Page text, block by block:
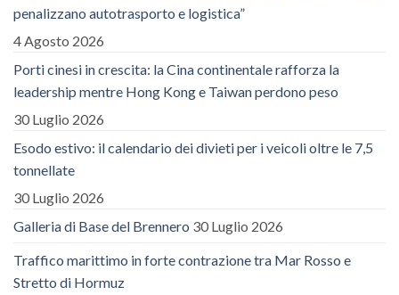
penalizzano autotrasporto e logistica”
4 Agosto 2026
Porti cinesi in crescita: la Cina continentale rafforza la
leadership mentre Hong Kong e Taiwan perdono peso
30 Luglio 2026
Esodo estivo: il calendario dei divieti per i veicoli oltre le 7,5
tonnellate
30 Luglio 2026
Galleria di Base del Brennero 30 Luglio 2026
Traffico marittimo in forte contrazione tra Mar Rosso e
Stretto di Hormuz